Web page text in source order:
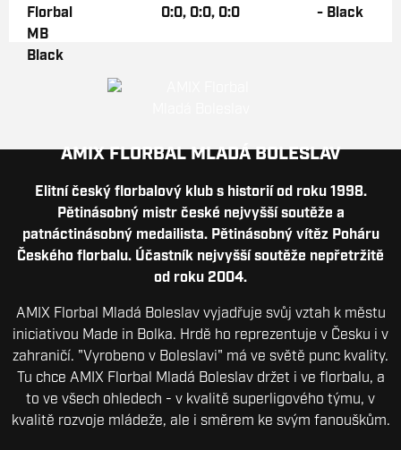
0:0, 0:0, 0:0
AMIX FLORBAL MLADÁ BOLESLAV
Elitní český florbalový klub s historií od roku 1998.
Pětinásobný mistr české nejvyšší soutěže a
patnáctinásobný medailista. Pětinásobný vítěz Poháru
Českého florbalu. Účastník nejvyšší soutěže nepřetržitě
od roku 2004.
AMIX Florbal Mladá Boleslav vyjadřuje svůj vztah k městu
iniciativou Made in Bolka. Hrdě ho reprezentuje v Česku i v
zahraničí. "Vyrobeno v Boleslavi" má ve světě punc kvality.
Tu chce AMIX Florbal Mladá Boleslav držet i ve florbalu, a
to ve všech ohledech - v kvalitě superligového týmu, v
kvalitě rozvoje mládeže, ale i směrem ke svým fanouškům.